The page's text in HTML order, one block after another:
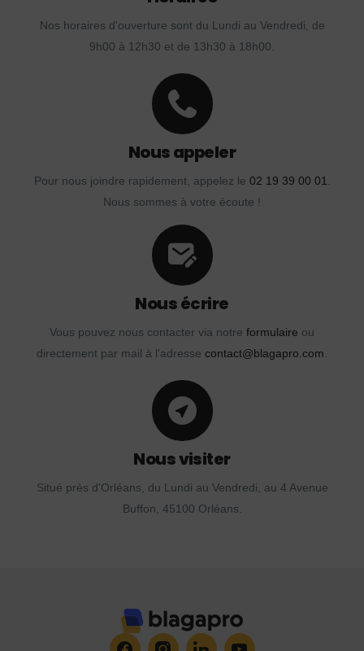
Nos horaires d'ouverture sont du Lundi au Vendredi, de
9h00 à 12h30 et de 13h30 à 18h00.
Nous appeler
Pour nous joindre rapidement, appelez le 02 19 39 00 01.
Nous sommes à votre écoute !
Nous écrire
Vous pouvez nous contacter via notre formulaire ou
directement par mail à l'adresse contact@blagapro.com.
Nous visiter
Situé près d'Orléans, du Lundi au Vendredi, au 4 Avenue
Buffon, 45100 Orléans.